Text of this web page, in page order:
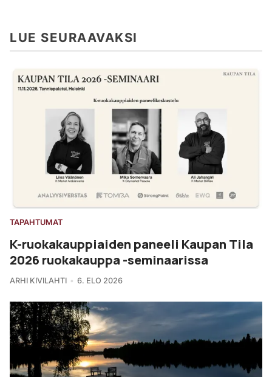
LUE SEURAAVAKSI
TAPAHTUMAT
K-ruokakauppiaiden paneeli Kaupan Tila
2026 ruokakauppa -seminaarissa
ARHI KIVILAHTI 6. ELO 2026